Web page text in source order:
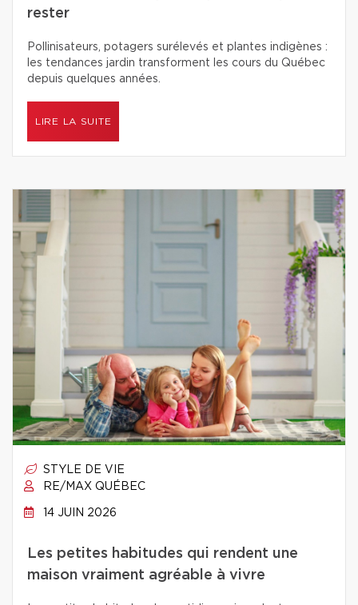
rester
Pollinisateurs, potagers surélevés et plantes indigènes :
les tendances jardin transforment les cours du Québec
depuis quelques années.
LIRE LA SUITE
STYLE DE VIE
RE/MAX QUÉBEC
14 JUIN 2026
Les petites habitudes qui rendent une
maison vraiment agréable à vivre